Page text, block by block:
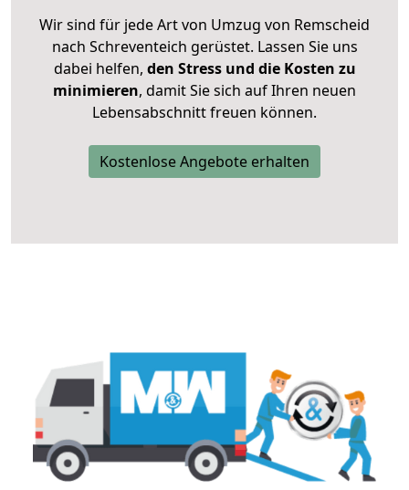
Wir sind für jede Art von Umzug von Remscheid
nach Schreventeich gerüstet. Lassen Sie uns
dabei helfen, den Stress und die Kosten zu
minimieren, damit Sie sich auf Ihren neuen
Lebensabschnitt freuen können.
Kostenlose Angebote erhalten